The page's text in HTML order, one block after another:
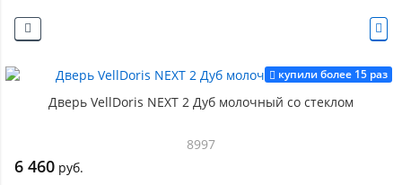
купили более 15 раз
Дверь VellDoris NEXT 2 Дуб молочный со стеклом
8997
6 460 руб.